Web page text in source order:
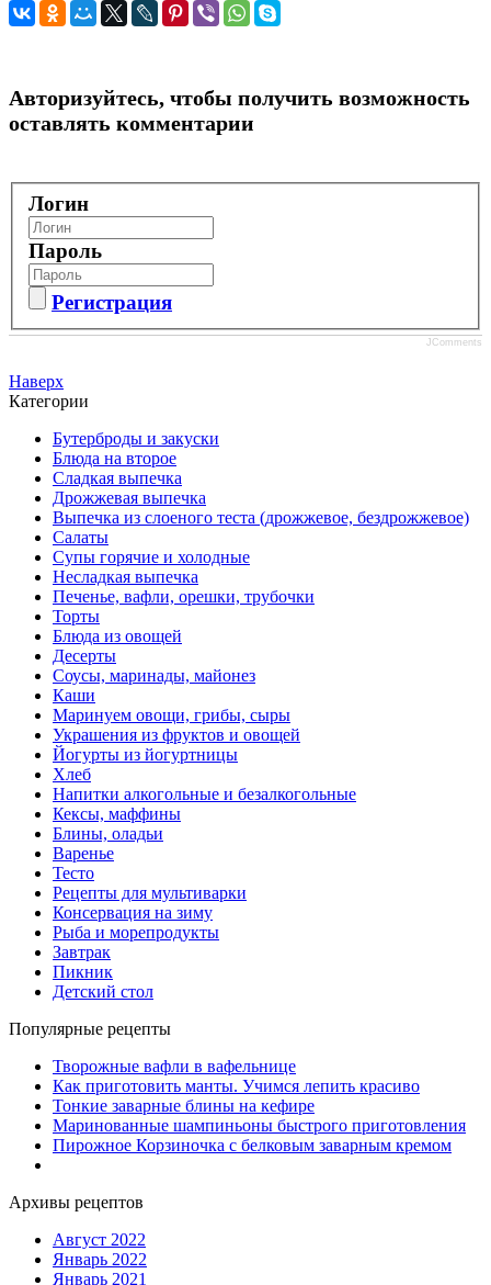
Авторизуйтесь, чтобы получить возможность
оставлять комментарии
Логин
Пароль
Регистрация
JComments
Наверх
Категории
Бутерброды и закуски
Блюда на второе
Сладкая выпечка
Дрожжевая выпечка
Выпечка из слоеного теста (дрожжевое, бездрожжевое)
Салаты
Супы горячие и холодные
Несладкая выпечка
Печенье, вафли, орешки, трубочки
Торты
Блюда из овощей
Десерты
Соусы, маринады, майонез
Каши
Маринуем овощи, грибы, сыры
Украшения из фруктов и овощей
Йогурты из йогуртницы
Хлеб
Напитки алкогольные и безалкогольные
Кексы, маффины
Блины, оладьи
Варенье
Тесто
Рецепты для мультиварки
Консервация на зиму
Рыба и морепродукты
Завтрак
Пикник
Детский стол
Популярные рецепты
Творожные вафли в вафельнице
Как приготовить манты. Учимся лепить красиво
Тонкие заварные блины на кефире
Маринованные шампиньоны быстрого приготовления
Пирожное Корзиночка с белковым заварным кремом
Архивы рецептов
Август 2022
Январь 2022
Январь 2021